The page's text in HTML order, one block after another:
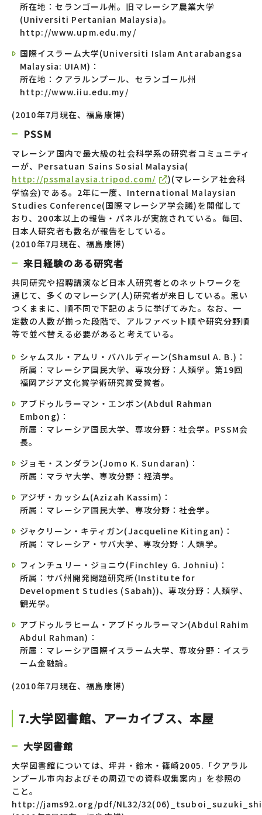
所在地：セランゴール州。旧マレーシア農業大学
(Universiti Pertanian Malaysia)。
http://www.upm.edu.my/
国際イスラーム大学(Universiti Islam Antarabangsa
Malaysia: UIAM)：
所在地：クアラルンプール、セランゴール州
http://www.iiu.edu.my/
(2010年7月現在、福島康博)
PSSM
マレーシア国内で最大級の社会科学系の研究者コミュニティ
ーが、Persatuan Sains Sosial Malaysia(
http://pssmalaysia.tripod.com/
)(マレーシア社会科
学協会)である。2年に一度、International Malaysian
Studies Conference(国際マレーシア学会議)を開催して
おり、200本以上の報告・パネルが実施されている。毎回、
日本人研究者も数名が報告をしている。
(2010年7月現在、福島康博)
来日経験のある研究者
共同研究や招聘講演など日本人研究者とのネットワークを
通じて、多くのマレーシア(人)研究者が来日している。思い
つくままに、順不同で下記のように挙げてみた。なお、一
定数の人数が揃った段階で、アルファベット順や研究分野順
等で並べ替える必要があると考えている。
シャムスル・アムリ・バハルディーン(Shamsul A. B.)：
所属：マレーシア国民大学、専攻分野：人類学。第19回
福岡アジア文化賞学術研究賞受賞者。
アブドゥルラーマン・エンボン(Abdul Rahman
Embong)：
所属：マレーシア国民大学、専攻分野：社会学。PSSM会
長。
ジョモ・スンダラン(Jomo K. Sundaran)：
所属：マラヤ大学、専攻分野：経済学。
アジザ・カッシム(Azizah Kassim)：
所属：マレーシア国民大学、専攻分野：社会学。
ジャクリーン・キティガン(Jacqueline Kitingan)：
所属：マレーシア・サバ大学、専攻分野：人類学。
フィンチュリー・ジョニウ(Finchley G. Johniu)：
所属：サバ州開発問題研究所(Institute for
Development Studies (Sabah))、専攻分野：人類学、
観光学。
アブドゥルラヒーム・アブドゥルラーマン(Abdul Rahim
Abdul Rahman)：
所属：マレーシア国際イスラーム大学、専攻分野：イスラ
ーム金融論。
(2010年7月現在、福島康博)
7.大学図書館、アーカイブス、本屋
大学図書館
大学図書館については、坪井・鈴木・篠崎2005.「クアラル
ンプール市内およびその周辺での資料収集案内」を参照の
こと。
http://jams92.org/pdf/NL32/